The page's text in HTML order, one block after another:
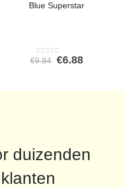
Blue Superstar
0out of 5
€9.84 €6.88Huidige
duizenden